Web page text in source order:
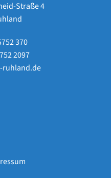
Straße 4
370
2097
ruhland.de